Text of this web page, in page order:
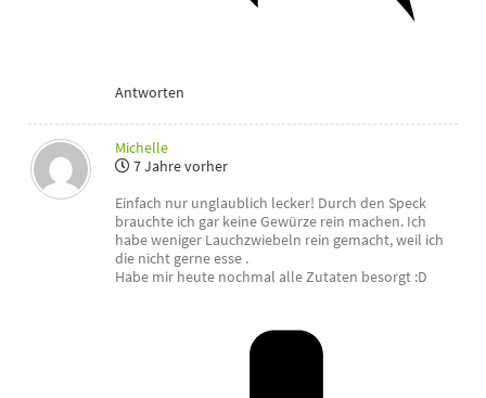
Antworten
Michelle
7 Jahre vorher
Einfach nur unglaublich lecker! Durch den Speck
brauchte ich gar keine Gewürze rein machen. Ich
habe weniger Lauchzwiebeln rein gemacht, weil ich
die nicht gerne esse .
Habe mir heute nochmal alle Zutaten besorgt :D